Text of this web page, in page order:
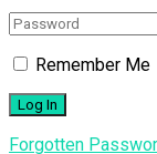
Remember Me
Forgotten